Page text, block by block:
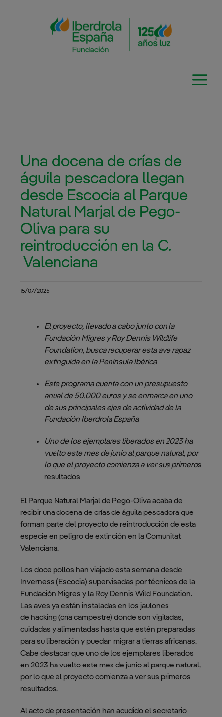
Una docena de crías de
águila pescadora llegan
desde Escocia al Parque
Natural Marjal de Pego-
Oliva para su
reintroducción en la C.
Valenciana
15/07/2025
El proyecto, llevado a cabo junto con la
Fundación Migres y Roy Dennis Wildlife
Foundation, busca recuperar esta ave rapaz
extinguida en la Península Ibérica
Este programa cuenta con un presupuesto
anual de 50.000 euros y se enmarca en uno
de sus principales ejes de actividad de la
Fundación Iberdrola España
Uno de los ejemplares liberados en 2023 ha
vuelto este mes de junio al parque natural, por
lo que el proyecto comienza a ver sus primeros
resultados
El Parque Natural Marjal de Pego-Oliva acaba de
recibir una docena de crías de águila pescadora que
forman parte del proyecto de reintroducción de esta
especie en peligro de extinción en la Comunitat
Valenciana.
Los doce pollos han viajado esta semana desde
Inverness (Escocia) supervisadas por técnicos de la
Fundación Migres y la Roy Dennis Wild Foundation.
Las aves ya están instaladas en los jaulones
de hacking (cría campestre) donde son vigiladas,
cuidadas y alimentadas hasta que estén preparadas
para su liberación y puedan migrar a tierras africanas.
Cabe destacar que uno de los ejemplares liberados
en 2023 ha vuelto este mes de junio al parque natural,
por lo que el proyecto comienza a ver sus primeros
resultados.
Al acto de presentación han acudido el secretario